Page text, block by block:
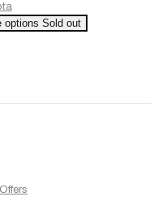
options Sold out